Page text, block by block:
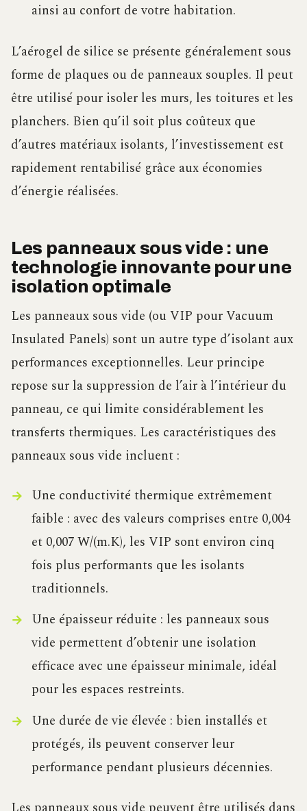
ainsi au confort de votre habitation.
L’aérogel de silice se présente généralement sous
forme de plaques ou de panneaux souples. Il peut
être utilisé pour isoler les murs, les toitures et les
planchers. Bien qu’il soit plus coûteux que
d’autres matériaux isolants, l’investissement est
rapidement rentabilisé grâce aux économies
d’énergie réalisées.
Les panneaux sous vide : une
technologie innovante pour une
isolation optimale
Les panneaux sous vide (ou VIP pour Vacuum
Insulated Panels) sont un autre type d’isolant aux
performances exceptionnelles. Leur principe
repose sur la suppression de l’air à l’intérieur du
panneau, ce qui limite considérablement les
transferts thermiques. Les caractéristiques des
panneaux sous vide incluent :
Une conductivité thermique extrêmement
faible : avec des valeurs comprises entre 0,004
et 0,007 W/(m.K), les VIP sont environ cinq
fois plus performants que les isolants
traditionnels.
Une épaisseur réduite : les panneaux sous
vide permettent d’obtenir une isolation
efficace avec une épaisseur minimale, idéal
pour les espaces restreints.
Une durée de vie élevée : bien installés et
protégés, ils peuvent conserver leur
performance pendant plusieurs décennies.